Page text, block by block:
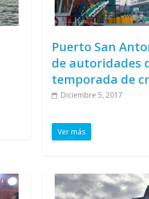
Puerto San
de autoridades
temporada de
Diciembre 5, 2017
Ver más